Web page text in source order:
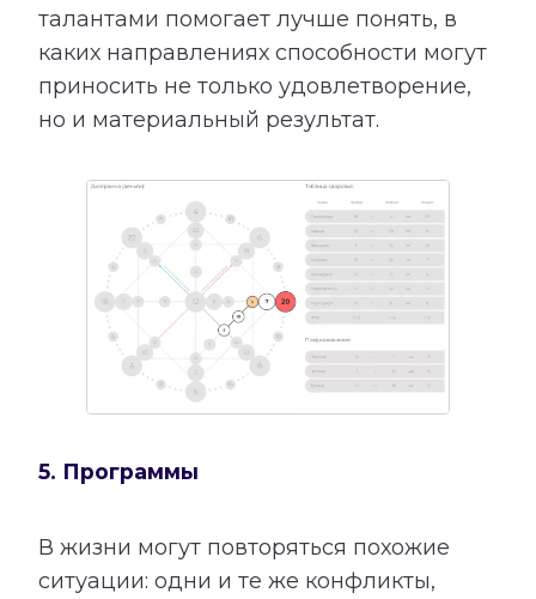
талантами помогает лучше понять, в
каких направлениях способности могут
приносить не только удовлетворение,
но и материальный результат.
5. Программы
В жизни могут повторяться похожие
ситуации: одни и те же конфликты,